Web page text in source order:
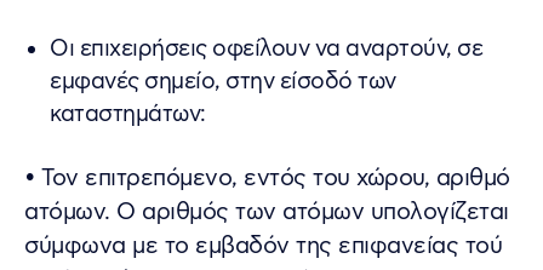
Οι επιχειρήσεις οφείλουν να αναρτούν, σε
εμφανές σημείο, στην είσοδό των
καταστημάτων:
• Τον επιτρεπόμενο, εντός του χώρου, αριθμό
ατόμων. Ο αριθμός των ατόμων υπολογίζεται
σύμφωνα με το εμβαδόν της επιφανείας τού